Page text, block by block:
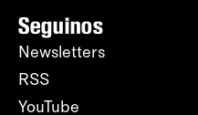
Seguinos
Newsletters
RSS
YouTube